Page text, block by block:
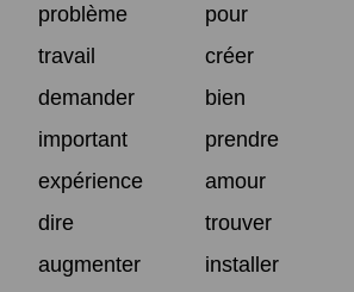
problème
pour
travail
créer
demander
bien
important
prendre
expérience
amour
dire
trouver
augmenter
installer